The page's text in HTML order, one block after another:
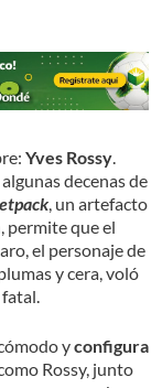
Yves Rossy
decenas de
, un artefacto
permite que el
el personaje de
y cera, voló
yconfigura
Rossy, junto